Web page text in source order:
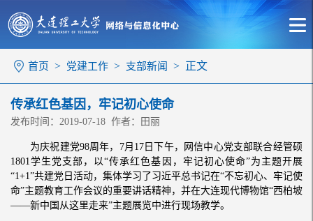
首页 > 党建工作 > 支部新闻 > 正文
传承红色基因，牢记初心使命
发布时间：2019-07-18 作者：田丽
为庆祝建党98周年，7月17日下午，网信中心党支部联合经管硕
1801学生党支部，以“传承红色基因，牢记初心使命”为主题开展
“1+1”共建党日活动，集体学习了习近平总书记在“不忘初心、牢记使
命”主题教育工作会议的重要讲话精神，并在大连现代博物馆“西柏坡
——新中国从这里走来”主题展览中进行现场教学。